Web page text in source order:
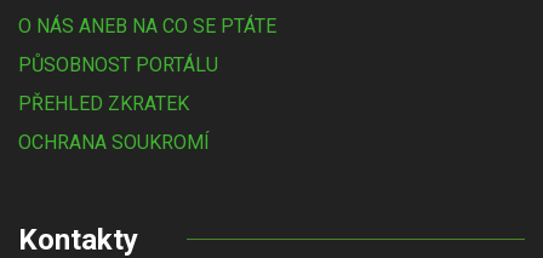
O NÁS ANEB NA CO SE PTÁTE
PŮSOBNOST PORTÁLU
PŘEHLED ZKRATEK
OCHRANA SOUKROMÍ
Kontakty